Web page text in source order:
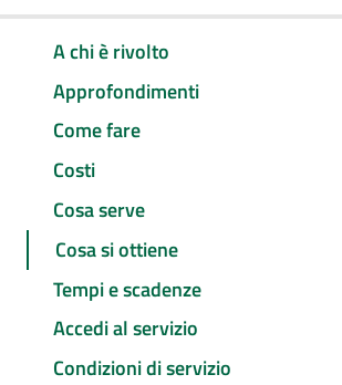
A chi è rivolto
Approfondimenti
Come fare
Costi
Cosa serve
Cosa si ottiene
Tempi e scadenze
Accedi al servizio
Condizioni di servizio